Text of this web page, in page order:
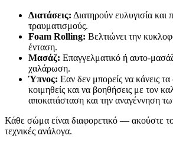
Διατάσεις: Διατηρούν ευλυγισία και
τραυματισμούς.
Foam Rolling: Βελτιώνει την
ένταση.
Μασάζ: Επαγγελματικό ή αυτο-
χαλάρωση.
Ύπνος: Εαν δεν μπορείς να κάνεις
κοιμηθείς και να βοηθήσεις με τον
αποκατάσταση και την αναγέννηση
Κάθε σώμα είναι διαφορετικό — ακούστε
τεχνικές ανάλογα.